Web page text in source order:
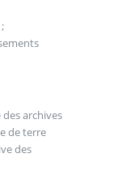
archives
de terre
des